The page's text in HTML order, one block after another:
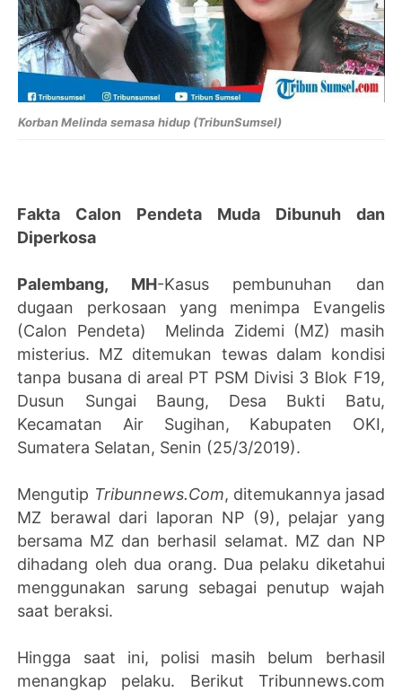
Korban Melinda semasa hidup (TribunSumsel)
Fakta Calon Pendeta Muda Dibunuh dan
Diperkosa
Palembang, MH-Kasus pembunuhan dan
dugaan perkosaan yang menimpa Evangelis
(Calon Pendeta) Melinda Zidemi (MZ) masih
misterius. MZ ditemukan tewas dalam kondisi
tanpa busana di areal PT PSM Divisi 3 Blok F19,
Dusun Sungai Baung, Desa Bukti Batu,
Kecamatan Air Sugihan, Kabupaten OKI,
Sumatera Selatan, Senin (25/3/2019).
Mengutip Tribunnews.Com, ditemukannya jasad
MZ berawal dari laporan NP (9), pelajar yang
bersama MZ dan berhasil selamat. MZ dan NP
dihadang oleh dua orang. Dua pelaku diketahui
menggunakan sarung sebagai penutup wajah
saat beraksi.
Hingga saat ini, polisi masih belum berhasil
menangkap pelaku. Berikut Tribunnews.com